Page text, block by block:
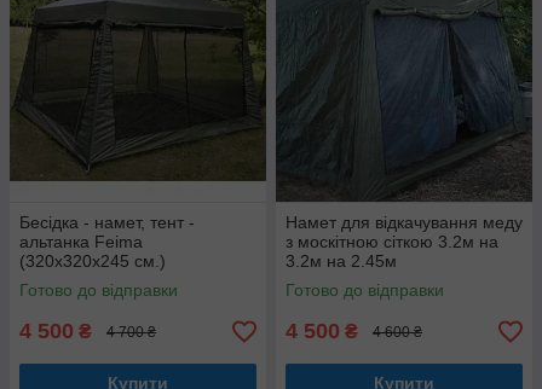
Бесідка - намет, тент -
альтанка Feima
(320х320х245 см.)
Готово до відправки
4 500 ₴ 4 700 ₴
Купити
Намет для відкачування меду
з москітною сіткою 3.2м на
3.2м на 2.45м
Готово до відправки
4 500 ₴ 4 600 ₴
Купити